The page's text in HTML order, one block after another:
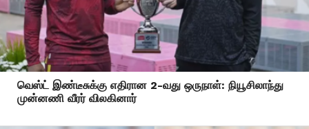
வெஸ்ட் இண்டீசுக்கு எதிரான 2-வது ஒருநாள்: நியூசிலாந்து
முன்னணி வீரர் விலகினார்